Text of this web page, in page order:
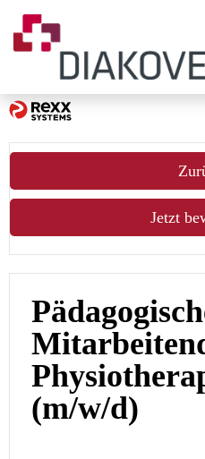
Deutsch
Jetzt
(m/w/d)